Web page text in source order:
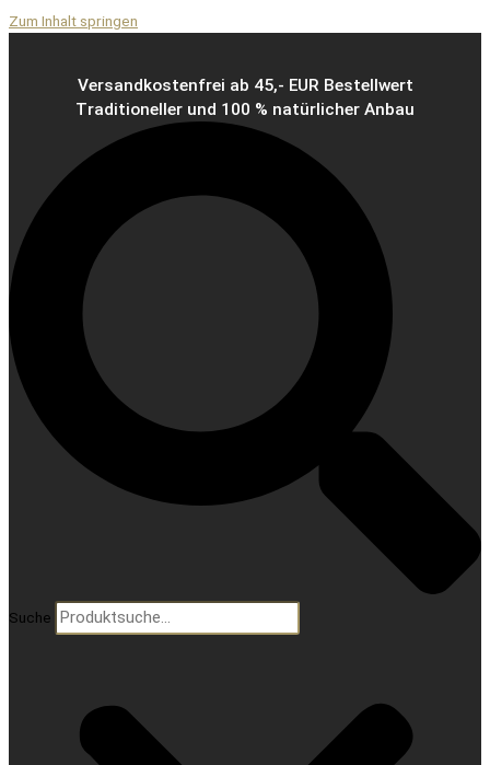
Zum Inhalt springen
Versandkostenfrei ab 45,- EUR Bestellwert
Traditioneller und 100 % natürlicher Anbau
Suche